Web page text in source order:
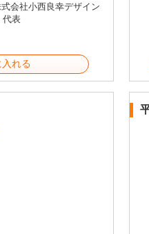
会社小西良幸デザイン
代表
れる